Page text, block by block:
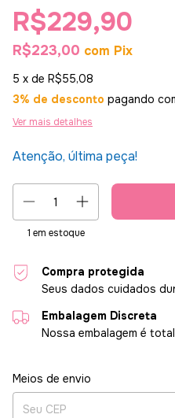
R$229,90
R$223,00 com Pix
5 x de R$55,08
3% de desconto pagando
Ver mais detalhes
Atenção, última peça!
1 em estoque
Compra protegida
Seus dados cuidados
Embalagem Discreta
Nossa embalagem é
Entregas para o CEP:
Meios de envio